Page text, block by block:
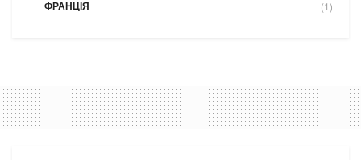
ФРАНЦІЯ (1)